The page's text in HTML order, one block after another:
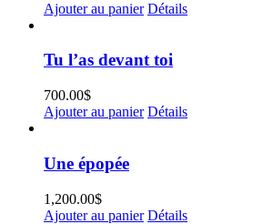
Ajouter au panier Détails
Tu l’as devant toi
700.00$
Ajouter au panier Détails
Une épopée
1,200.00$
Ajouter au panier Détails